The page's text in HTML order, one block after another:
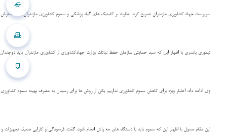
سرپرست جهاد کشاورزی مازندران تصریح کرد: نظارت بر کلینیک های گیاه پزشکی و سموم کشاورزی مازندران باید
تیموری یانسری با اظهار این که سبد حمایتی سازمان حفظ نباتات وزارت جهادکشاورزی از کشاورزی مازندران باید
وی ادامه داد: اعتبار ویژه برای کاهش سموم کشاورزی نداریم، یکی از روش ها برای رسیدن به مصرف بهینه سموم
این مقام مسول با اظهار این که سموم باید با دستگاه های مه پاش انجام شود، گفت: فرسودگی و کارایی ضعیف تجهیزات